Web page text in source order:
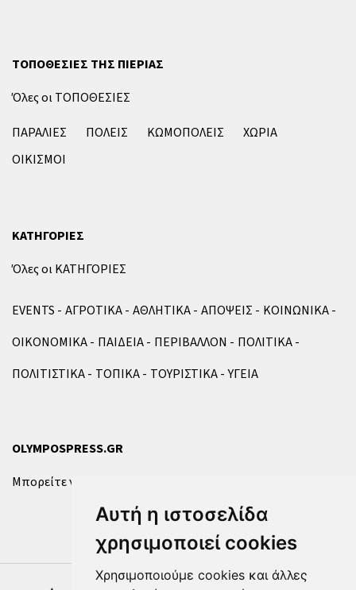
Αυτή η ιστοσελίδα
χρησιμοποιεί cookies
Χρησιμοποιούμε cookies και άλλες
ΤΟΠΟΘΕΣΙΕΣ ΤΗΣ ΠΙΕΡΙΑΣ
Όλες οι ΤΟΠΟΘΕΣΙΕΣ
ΠΑΡΑΛΙΕΣ
ΠΟΛΕΙΣ ΚΩΜΟΠΟΛΕΙΣ
ΧΩΡΙΑ
ΟΙΚΙΣΜΟΙ
ΚΑΤΗΓΟΡΙΕΣ
Όλες οι ΚΑΤΗΓΟΡΙΕΣ
EVENTS ΑΓΡΟΤΙΚΑ ΑΘΛΗΤΙΚΑ ΑΠΟΨΕΙΣ
ΚΟΙΝΩΝΙΚΑ
ΟΙΚΟΝΟΜΙΚΑ
ΠΑΙΔΕΙΑ ΠΕΡΙΒΑΛΛΟΝ
ΠΟΛΙΤΙΚΑ
ΠΟΛΙΤΙΣΤΙΚΑ
ΤΟΠΙΚΑ ΤΟΥΡΙΣΤΙΚΑ ΥΓΕΙΑ
OLYMPOSPRESS.GR
Μπορείτε να επικοινωνήσετε μαζί μας μέσω της